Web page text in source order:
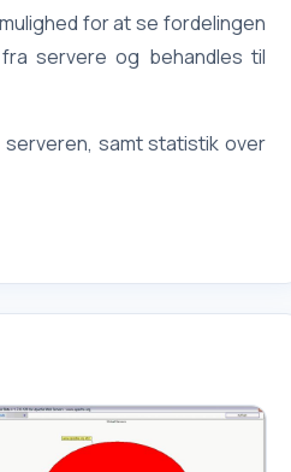
for at se fordelingen
servere og behandles til
samt statistik over